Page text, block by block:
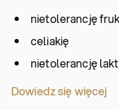
nietolerancję
celiakię
nietolerancję
Dowiedz się więcej